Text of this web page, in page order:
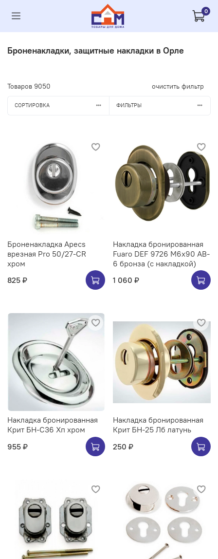
0
Броненакладки, защитные накладки в Орле
Товаров 9050 очистить фильтр
СОРТИРОВКА ФИЛЬТРЫ
Броненакладка Apecs
врезная Pro 50/27-CR
хром
825 ₽
Накладка бронированная
Fuaro DEF 9726 M6x90 AB-
6 бронза (с накладкой)
1 060 ₽
Накладка бронированная
Крит БН-С36 Хп хром
955 ₽
Накладка бронированная
Крит БН-25 Лб латунь
250 ₽